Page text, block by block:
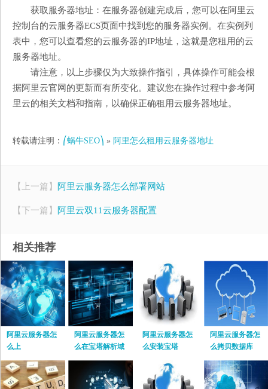
获取服务器地址：在服务器创建完成后，您可以在阿里云
控制台的云服务器ECS页面中找到您的服务器实例。在实例列
表中，您可以查看您的云服务器的IP地址，这就是您租用的云
服务器地址。
请注意，以上步骤仅为大致操作指引，具体操作可能会根
据阿里云官网的更新而有所变化。建议您在操作过程中参考阿
里云的相关文档和指南，以确保正确租用云服务器地址。
转载请注明： ⎛蜗牛SEO⎞ » 阿里怎么租用云服务器地址
【上一篇】 阿里云服务器怎么部署网站
【下一篇】 阿里云双11云服务器配置
相关推荐
阿里云服务器怎
么上
阿里云服务器怎
么在宝塔解析域
名
阿里云服务器怎
么安装宝塔
阿里云服务器怎
么拷贝数据库